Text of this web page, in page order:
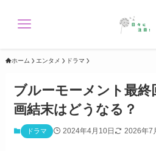
ホーム エンタメ ドラマ
ブルーモーメント最
画結末はどうなる？
ドラマ 2024年4月10日 2026年7